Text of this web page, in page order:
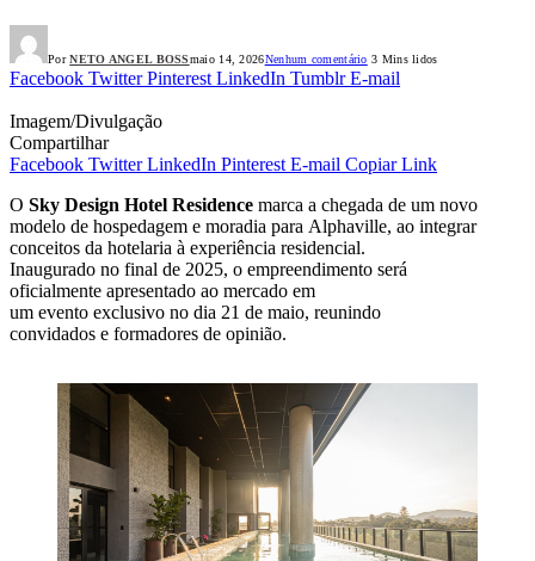
Por NETO ANGEL BOSSmaio 14, 2026Nenhum comentário 3 Mins lidos
Facebook Twitter Pinterest LinkedIn Tumblr E-mail
Imagem/Divulgação
Compartilhar
Facebook Twitter LinkedIn Pinterest E-mail Copiar Link
O Sky Design Hotel Residence marca a chegada de um novo
modelo de hospedagem e moradia para Alphaville, ao integrar
conceitos da hotelaria à experiência residencial.
Inaugurado no final de 2025, o empreendimento será
oficialmente apresentado ao mercado em
um evento exclusivo no dia 21 de maio, reunindo
convidados e formadores de opinião.